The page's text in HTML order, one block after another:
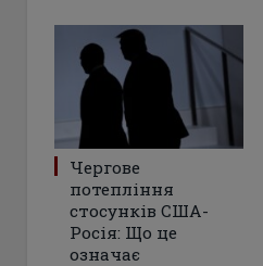
Чергове
потепління
стосунків США-
Росія: Що це
означає